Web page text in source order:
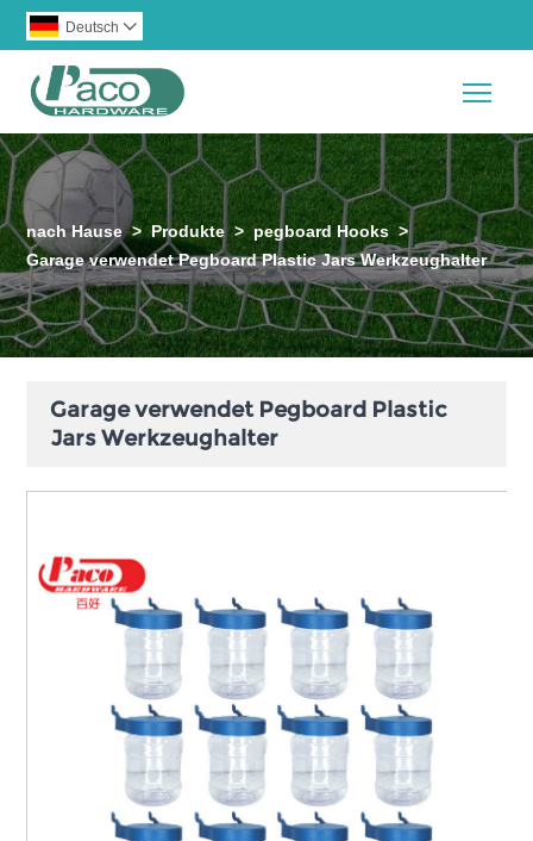
Deutsch 
nach Hause > Produkte > pegboard Hooks >
Garage verwendet Pegboard Plastic Jars Werkzeughalter
Garage verwendet Pegboard Plastic
Jars Werkzeughalter